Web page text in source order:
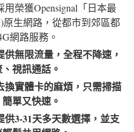
用榮獲Opensignal「日本最
生網路，從都市到郊區都
網路服務。
供無限流量，全程不降速，
視訊通話。
換實體卡的麻煩，只需掃描
單又快速。
供3-31天多天數選擇，並支